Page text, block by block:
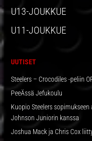
U13-JOUKKUE
U11-JOUKKUE
UUTISET
Steelers – Crocodiles -peliin
PeeÄssä Jefukoulu
Kuopio Steelers
Johnson Juniorin kanssa
Joshua Mack ja Chris Cox